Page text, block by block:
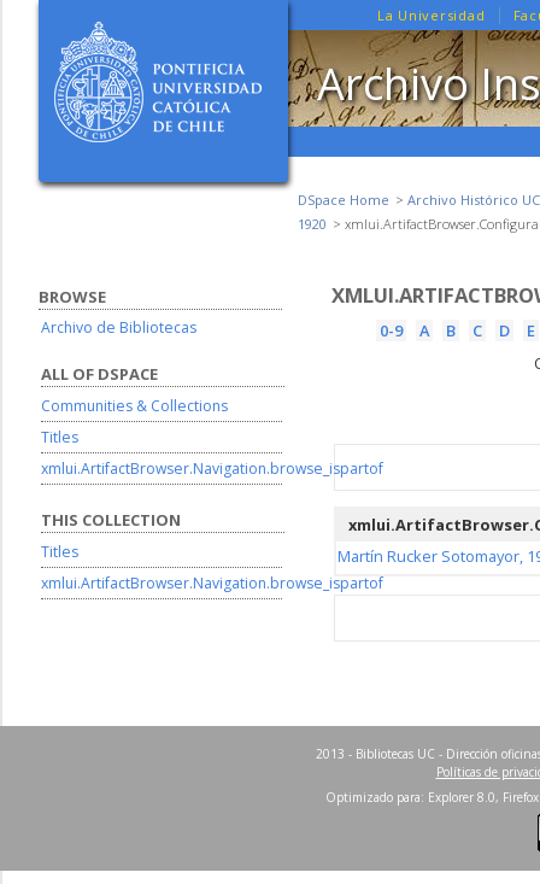
La Universidad
Archivo
DSpace Home
Archivo Histórico UC
1920
0-9 A B C D
E
Martín Rucker Sotomayor,
BROWSE
Archivo de Bibliotecas
ALL OF DSPACE
Communities & Collections
Titles
xmlui.ArtifactBrowser.Navigation.browse_ispartof
THIS COLLECTION
Titles
xmlui.ArtifactBrowser.Navigation.browse_ispartof
2013 - Bibliotecas UC - Dirección
Políticas de
Optimizado para: Explorer 8.0,